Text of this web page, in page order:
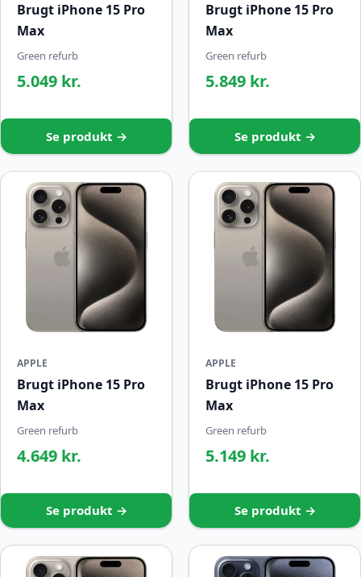
Brugt iPhone 15 Pro
Max
Green refurb
5.049 kr.
Se produkt →
Brugt iPhone 15 Pro
Max
Green refurb
5.849 kr.
Se produkt →
APPLE
Brugt iPhone 15 Pro
Max
Green refurb
4.649 kr.
Se produkt →
APPLE
Brugt iPhone 15 Pro
Max
Green refurb
5.149 kr.
Se produkt →